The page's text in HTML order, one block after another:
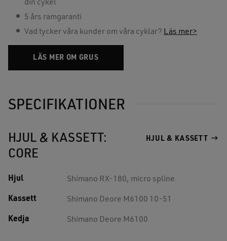
5 års ramgaranti
Vad tycker våra kunder om våra cyklar? Läs mer>
LÄS MER OM GRUS
SPECIFIKATIONER
HJUL & KASSETT:
CORE
HJUL & KASSETT
Hjul
Shimano RX-180, micro spline.
Kassett
Shimano Deore M6100 10-51
Kedja
Shimano Deore M6100